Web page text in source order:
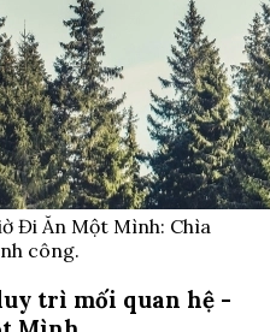
Đi Ăn Một Mình: Chìa
công.
trì mối quan hệ -